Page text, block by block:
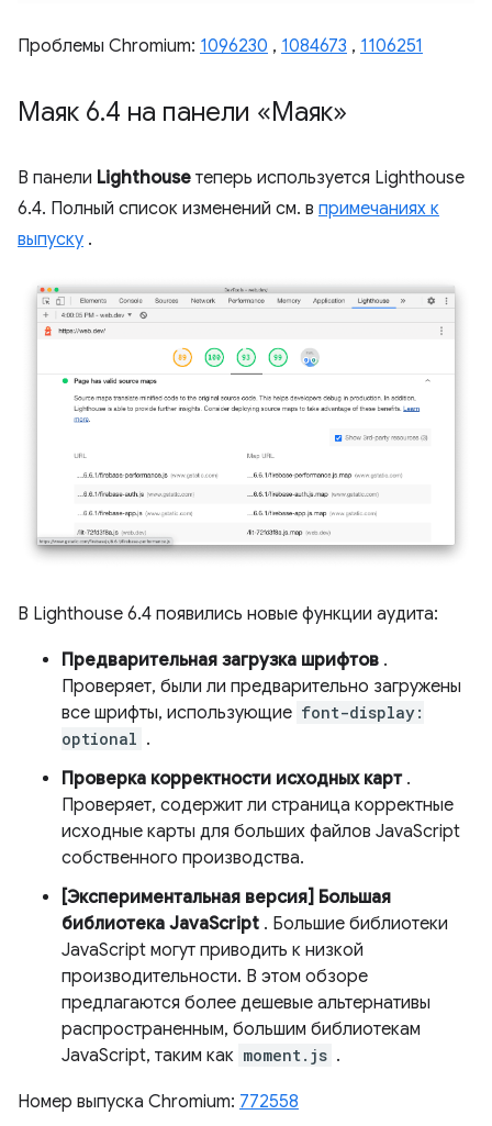
Проблемы Chromium: 1096230 , 1084673 , 1106251
Маяк 6.4 на панели «Маяк»
В панели Lighthouse теперь используется Lighthouse
6.4. Полный список изменений см. в примечаниях к
выпуску .
В Lighthouse 6.4 появились новые функции аудита:
Предварительная загрузка шрифтов .
Проверяет, были ли предварительно загружены
все шрифты, использующие font-display:
optional .
Проверка корректности исходных карт.
Проверяет, содержит ли страница корректные
исходные карты для больших файлов JavaScript
собственного производства.
[Экспериментальная версия] Большая
библиотека JavaScript . Большие библиотеки
JavaScript могут приводить к низкой
производительности. В этом обзоре
предлагаются более дешевые альтернативы
распространенным, большим библиотекам
JavaScript, таким как moment.js .
Номер выпуска Chromium: 772558